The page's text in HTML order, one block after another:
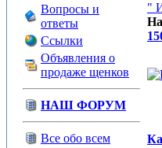
Вопросы и
ответы
Ссылки
Объявления о
продаже щенков
НАШ ФОРУМ
Все обо всем
"